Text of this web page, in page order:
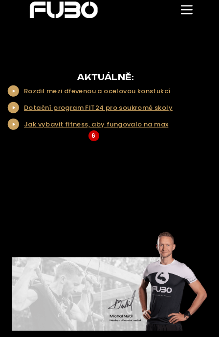
NAŠE NABÍDKA
NAŠE SLUŽBY
REALIZACE
KONTAKT
Zobrazit/
menu
AKTUÁLNĚ:
Rozdil mezi dřevenou a ocelovou konstukcí
Dotační program FIT24 pro soukromé skoly
Jak vybavit fitness, aby fungovalo na max
6